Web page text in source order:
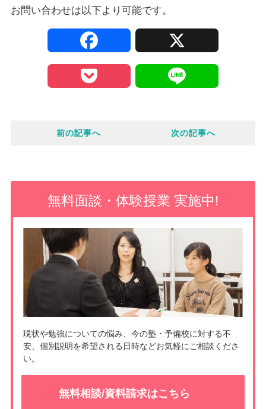
お問い合わせは以下より可能です。
k
e
t
前の記事へ 次の記事へ
無料面談・体験授業 実施中!
現状や勉強についての悩み、今の塾・予備校に対する不
安、個別説明を希望される日時などお気軽にご相談くださ
い。
無料相談/資料請求はこちら